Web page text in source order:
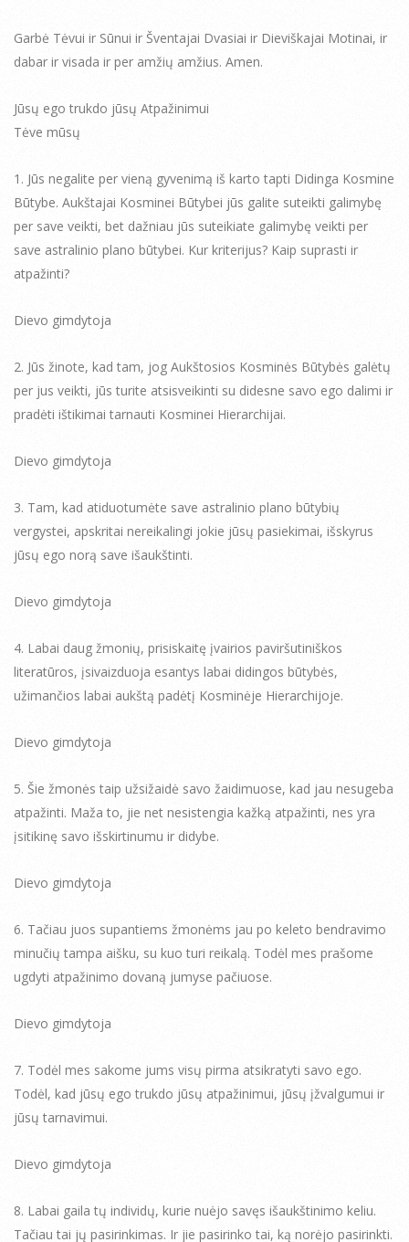
Garbė Tėvui ir Sūnui ir Šventajai Dvasiai ir Dieviškajai Motinai, ir
dabar ir visada ir per amžių amžius. Amen.
Jūsų ego trukdo jūsų Atpažinimui
Tėve mūsų
1. Jūs negalite per vieną gyvenimą iš karto tapti Didinga Kosmine
Būtybe. Aukštajai Kosminei Būtybei jūs galite suteikti galimybę
per save veikti, bet dažniau jūs suteikiate galimybę veikti per
save astralinio plano būtybei. Kur kriterijus? Kaip suprasti ir
atpažinti?
Dievo gimdytoja
2. Jūs žinote, kad tam, jog Aukštosios Kosminės Būtybės galėtų
per jus veikti, jūs turite atsisveikinti su didesne savo ego dalimi ir
pradėti ištikimai tarnauti Kosminei Hierarchijai.
Dievo gimdytoja
3. Tam, kad atiduotumėte save astralinio plano būtybių
vergystei, apskritai nereikalingi jokie jūsų pasiekimai, išskyrus
jūsų ego norą save išaukštinti.
Dievo gimdytoja
4. Labai daug žmonių, prisiskaitę įvairios paviršutiniškos
literatūros, įsivaizduoja esantys labai didingos būtybės,
užimančios labai aukštą padėtį Kosminėje Hierarchijoje.
Dievo gimdytoja
5. Šie žmonės taip užsižaidė savo žaidimuose, kad jau nesugeba
atpažinti. Maža to, jie net nesistengia kažką atpažinti, nes yra
įsitikinę savo išskirtinumu ir didybe.
Dievo gimdytoja
6. Tačiau juos supantiems žmonėms jau po keleto bendravimo
minučių tampa aišku, su kuo turi reikalą. Todėl mes prašome
ugdyti atpažinimo dovaną jumyse pačiuose.
Dievo gimdytoja
7. Todėl mes sakome jums visų pirma atsikratyti savo ego.
Todėl, kad jūsų ego trukdo jūsų atpažinimui, jūsų įžvalgumui ir
jūsų tarnavimui.
Dievo gimdytoja
8. Labai gaila tų individų, kurie nuėjo savęs išaukštinimo keliu.
Tačiau tai jų pasirinkimas. Ir jie pasirinko tai, ką norėjo pasirinkti.